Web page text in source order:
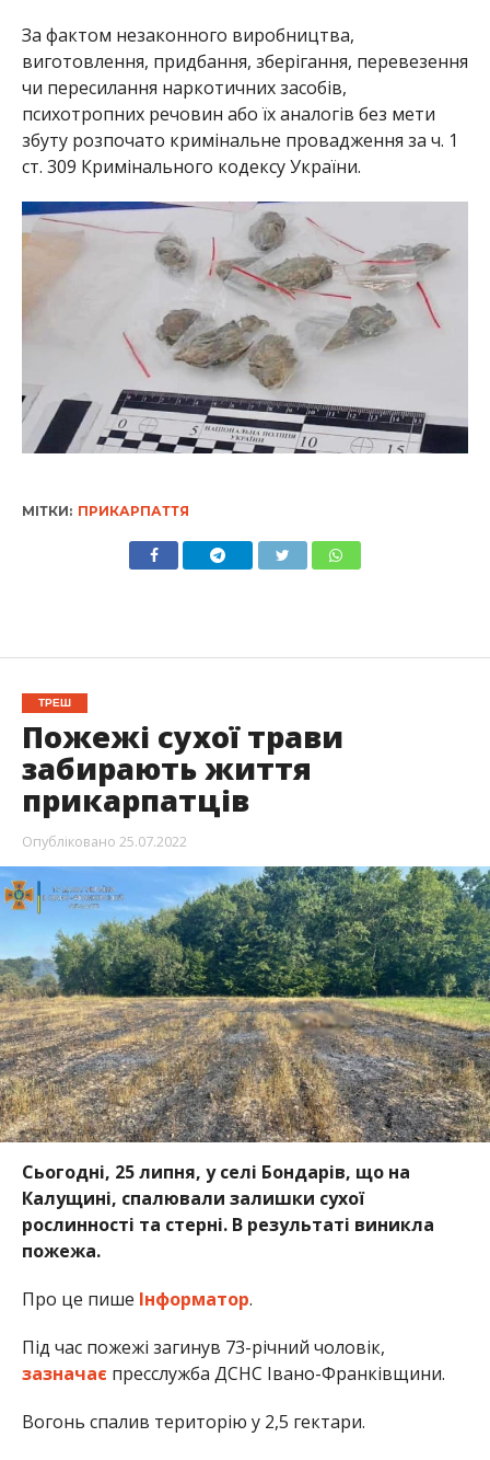
За фактом незаконного виробництва,
виготовлення, придбання, зберігання, перевезення
чи пересилання наркотичних засобів,
психотропних речовин або їх аналогів без мети
збуту розпочато кримінальне провадження за ч. 1
ст. 309 Кримінального кодексу України.
МІТКИ: ПРИКАРПАТТЯ
ТРЕШ
Пожежі сухої трави
забирають життя
прикарпатців
Опубліковано 25.07.2022
Сьогодні, 25 липня, у селі Бондарів, що на
Калущині, спалювали залишки сухої
рослинності та стерні. В результаті виникла
пожежа.
Про це пише Інформатор.
Під час пожежі загинув 73-річний чоловік,
зазначає пресслужба ДСНС Івано-Франківщини.
Вогонь спалив територію у 2,5 гектари.